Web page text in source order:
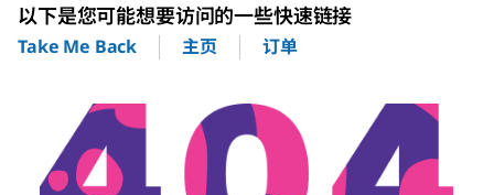
以下是您可能想要访问的一些快速链接
Take Me Back 主页 订单